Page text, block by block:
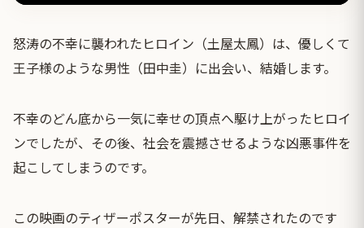
怒涛の不幸に襲われたヒロイン（土屋太鳳）は、優しくて
王子様のような男性（田中圭）に出会い、結婚します。
不幸のどん底から一気に幸せの頂点へ駆け上がったヒロイ
ンでしたが、その後、社会を震撼させるような凶悪事件を
起こしてしまうのです。
この映画のティザーポスターが先日、解禁されたのです